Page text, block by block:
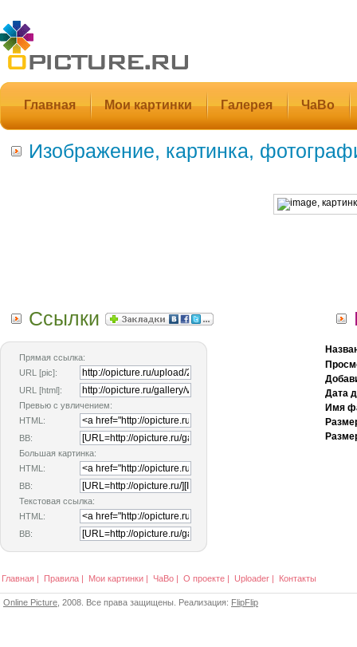
Главная Мои картинки Галерея ЧаВо
Изображение, картинка,
Ссылки
Прямая ссылка:
URL [pic]:
URL [html]:
Превью с увличением:
HTML:
BB:
Большая картинка:
HTML:
BB:
Текстовая ссылка:
HTML:
BB:
Дата
Имя
Главная | Правила | Мои картинки | ЧаВо | О проекте | Uploader | Контакты
Online Picture , 2008. Все права защищены. Реализация: FlipFlip